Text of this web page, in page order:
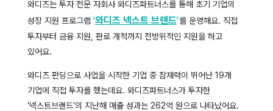
와디즈는 투자 전문 자회사 와디즈파트너스를 통해 초기 기업의
성장 지원 프로그램 ‘와디즈 넥스트 브랜드’를 운영해요. 직접
투자부터 금융 지원, 판로 개척까지 전방위적인 지원을 하고
있어요.
와디즈 펀딩으로 사업을 시작한 기업 중 잠재력이 뛰어난 19개
기업에 직접 투자를 했는데요. 와디즈파트너스가 투자한
‘넥스트브랜드’의 지난해 매출 성과는 262억 원으로 나타났어요.